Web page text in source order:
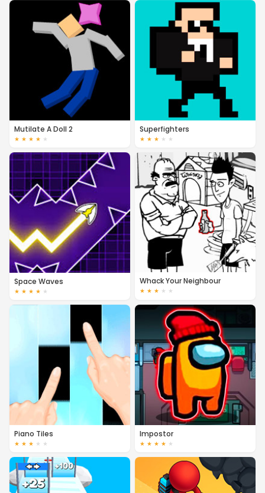
Mutilate A Doll 2
★ ★ ★ ★ ★
Superfighters
★ ★ ★ ★ ★
Space Waves
★ ★ ★ ★ ★
Whack Your Neighbour
★ ★ ★ ★ ★
Piano Tiles
★ ★ ★ ★ ★
Impostor
★ ★ ★ ★ ★